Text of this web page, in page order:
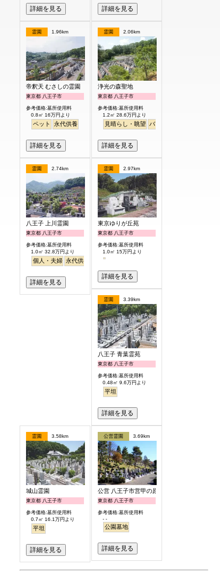
詳細を見る 詳細を見る
霊園 1.96km
帝釈天 むさしの霊園
東京都 八王子市
参考価格:墓所使用料
0.8㎡ 16万円より
ペット 永代供養
詳細を見る
霊園 2.06km
浄光の森聖地
東京都 八王子市
参考価格:墓所使用料
1.2㎡ 28.6万円より
見晴らし・眺望 バリアフリー
詳細を見る
霊園 2.74km
八王子 上川霊園
東京都 八王子市
参考価格:墓所使用料
1.0㎡ 32.8万円より
個人・夫婦 永代供養
詳細を見る
霊園 2.97km
東京ゆりが丘苑
東京都 八王子市
参考価格:墓所使用料
1.0㎡ 15万円より
詳細を見る
霊園 3.39km
八王子 青葉霊苑
東京都 八王子市
参考価格:墓所使用料
0.48㎡ 9.6万円より
平坦
詳細を見る
霊園 3.58km
城山霊園
東京都 八王子市
参考価格:墓所使用料
0.7㎡ 16.1万円より
平坦
詳細を見る
公営霊園 3.69km
公営 八王子市営甲の原霊園
東京都 八王子市
参考価格:墓所使用料
- -
公園墓地
詳細を見る